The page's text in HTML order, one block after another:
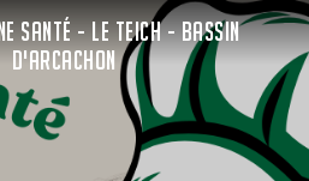
SANTÉ - LE TEICH - BASSIN
D'ARCACHON